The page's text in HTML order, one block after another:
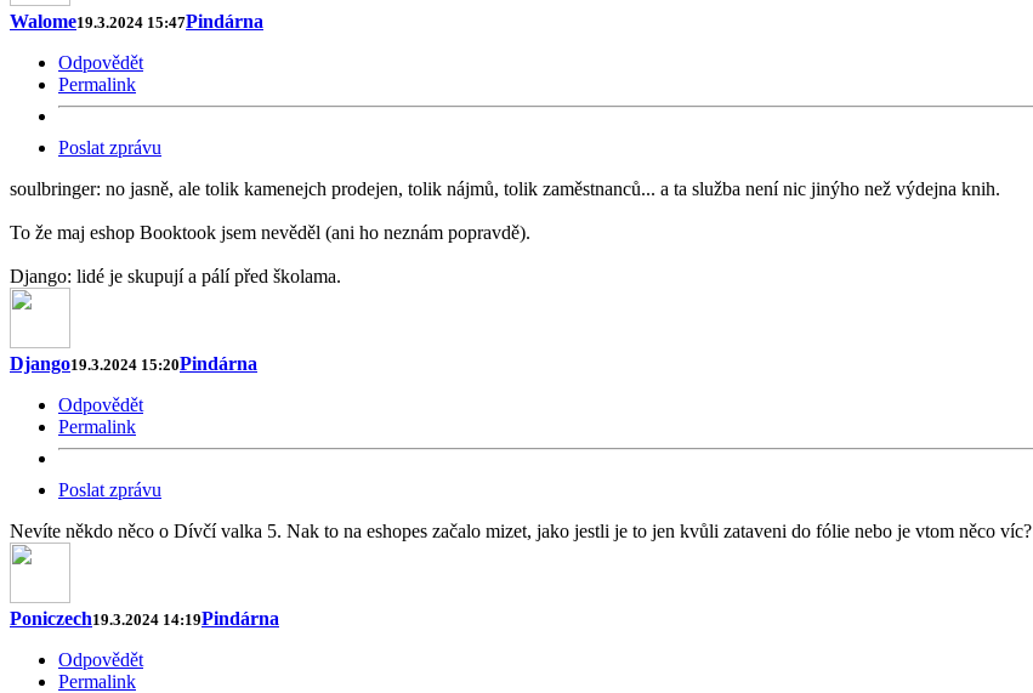
Walome19.3.2024 15:47Pindárna
Odpovědět
Permalink
Poslat zprávu
soulbringer: no jasně, ale tolik kamenejch prodejen, tolik nájmů, tolik zaměstnanců... a ta služba není nic jinýho než výdejna knih.
To že maj eshop Booktook jsem nevěděl (ani ho neznám popravdě).
Django: lidé je skupují a pálí před školama.
Django19.3.2024 15:20Pindárna
Odpovědět
Permalink
Poslat zprávu
Nevíte někdo něco o Dívčí valka 5. Nak to na eshopes začalo mizet, jako jestli je to jen kvůli zataveni do fólie nebo je vtom něco víc?
Poniczech19.3.2024 14:19Pindárna
Odpovědět
Permalink